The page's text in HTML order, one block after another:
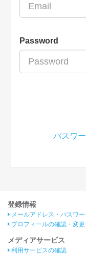
Password
パスワ
登録情報
メールアドレス・パスワ
プロフィールの確認・変更
メディアサービス
利用サービスの確認